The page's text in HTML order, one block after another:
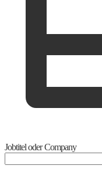
Jobtitel oder Company